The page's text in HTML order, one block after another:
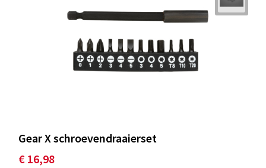
Gear X schroevendraaierset
€ 16,98